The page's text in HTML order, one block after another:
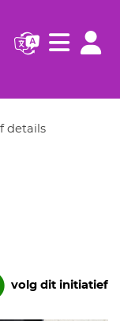
Navigatie
details
volg dit initiatief